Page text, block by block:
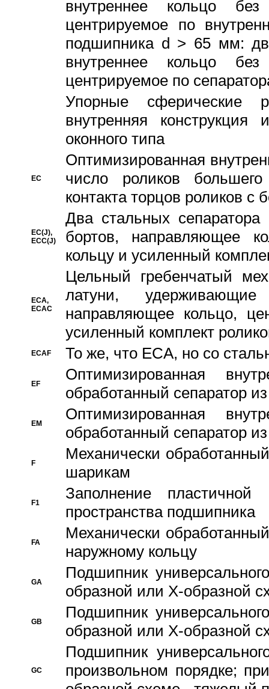
внутреннее кольцо
центрируемое по
подшипника d > 65 мм:
внутреннее кольцо
центрируемое по
Упорные сферические
внутренняя
оконного типа
EC
Oптимизированная
число роликов
контакта торцов роликов с
EC(J),
ECC(J)
Два стальных сепаратора
бортов, направляющее
кольцу и усиленный
ECA,
ECAC
Цельный гребенчатый
латуни,
направляющее кольцо,
усиленный комплект
ECAF То же, что ECA, но со
EF
Оптимизированная
обработанный сепаратор
EM
Оптимизированная
обработанный сепаратор
F
Механически
шарикам
F1
Заполнение
пространства подшипника
FA
Механически
наружному кольцу
GA
Подшипник
образной или Х-образной
GB
Подшипник
образной или Х-образной
GC
Подшипник
произвольном порядке;